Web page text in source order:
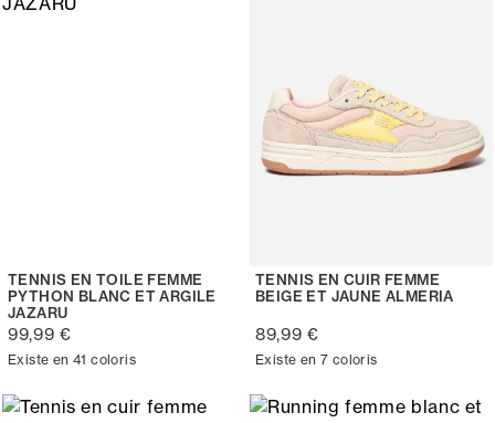
TENNIS EN TOILE FEMME
PYTHON BLANC ET ARGILE
JAZARU
99,99 €
Existe en 41 coloris
TENNIS EN CUIR FEMME
BEIGE ET JAUNE ALMERIA
89,99 €
Existe en 7 coloris